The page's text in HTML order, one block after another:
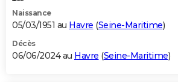
Naissance
05/03/1951 au Havre (Seine-Maritime)
Décès
06/06/2024 au Havre (Seine-Maritime)